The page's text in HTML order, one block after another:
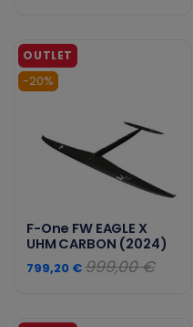
-20%
F-One FW EAGLE X
UHM CARBON (2024)
799,20 €999,00 €